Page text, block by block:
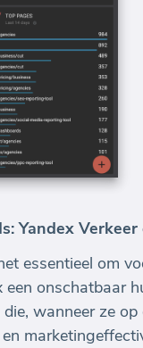
Yandex
essentieel om
onschatbaar
wanneer ze